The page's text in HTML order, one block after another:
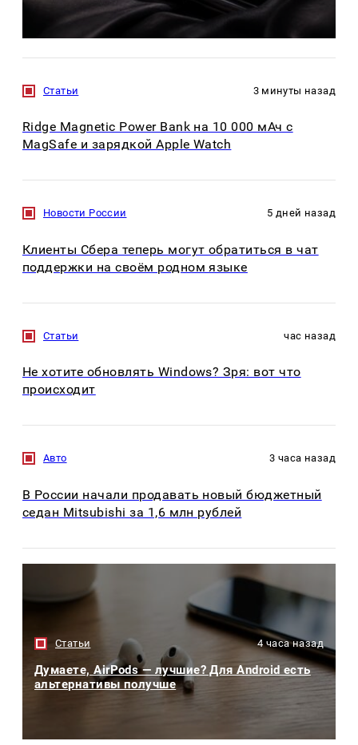
Статьи 3 минуты назад
Ridge Magnetic Power Bank на 10 000 мАч с
MagSafe и зарядкой Apple Watch
Новости России 5 дней назад
Клиенты Сбера теперь могут обратиться в чат
поддержки на своём родном языке
Статьи час назад
Не хотите обновлять Windows? Зря: вот что
происходит
Авто 3 часа назад
В России начали продавать новый бюджетный
седан Mitsubishi за 1,6 млн рублей
Статьи 4 часа назад
Думаете, AirPods — лучшие? Для Android есть
альтернативы получше